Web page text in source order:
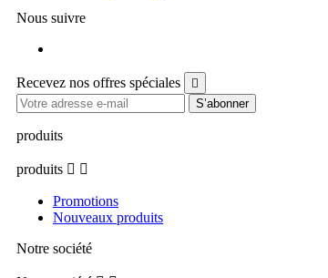
Nous suivre
Recevez nos offres spéciales 
produits
produits  
Promotions
Nouveaux produits
Notre société